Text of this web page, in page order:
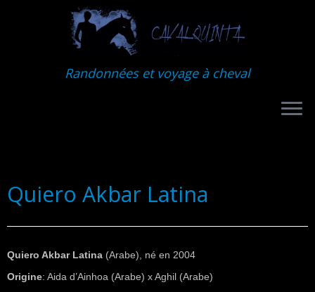
Randonnées et voyage à cheval
Quiero Akbar Latina
Quiero Akbar Latina (Arabe), né en 2004
Origine: Aida d’Ainhoa (Arabe) x Aghil (Arabe)